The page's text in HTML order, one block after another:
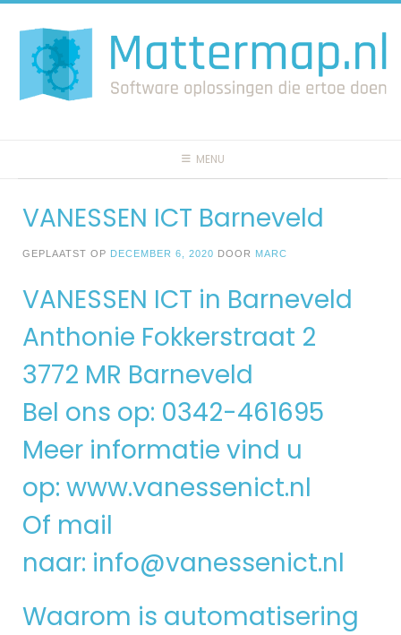
naar
inhoud
MENU
VANESSEN ICT Barneveld
GEPLAATST OP DECEMBER 6, 2020 DOOR MARC
VANESSEN ICT in Barneveld
Anthonie Fokkerstraat 2
3772 MR Barneveld
Bel ons op: 0342-461695
Meer informatie vind u
op: www.vanessenict.nl
Of mail
naar: info@vanessenict.nl
Waarom is automatisering